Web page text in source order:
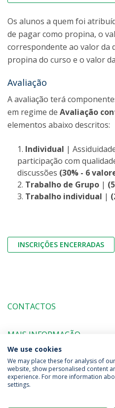
Os alunos a quem foi
de pagar como propina, o
correspondente ao valor da
propina do curso e o valor
Avaliação
A avaliação terá
em regime de Avaliação
elementos abaixo descritos:
Individual |
participação com
discussões (30% - 6
Trabalho de Grupo |
Trabalho individual |
INSCRIÇÕES ENCERRADAS
CONTACTOS
MAIS INFORMAÇÃO
Política de Privacidade
We use cookies
We may place these for analysis of
website, show personalised content
experience. For more information
settings.